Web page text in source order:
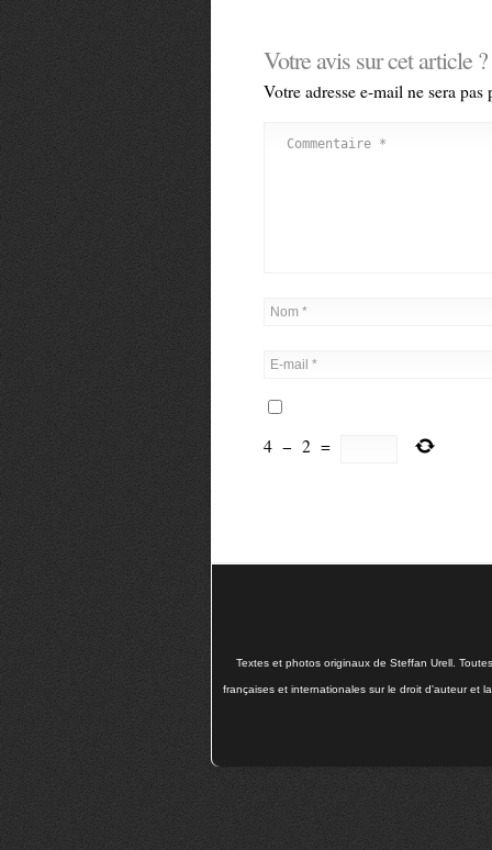
Votre avis sur cet article ?
Votre adresse e-mail ne sera pas
4 − 2 =
Textes et photos originaux de Steffan Urell.
françaises et internationales sur le droit d'auteur et